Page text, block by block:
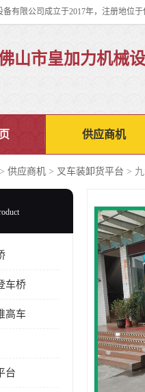
山市皇加力机械
供应商机
> 供应商机 > 叉车装卸货平台 >
车桥
高车
台